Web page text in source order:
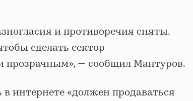
и противоречия сняты.
сделать сектор
— сообщил Мантуров.
интернете «должен продаваться